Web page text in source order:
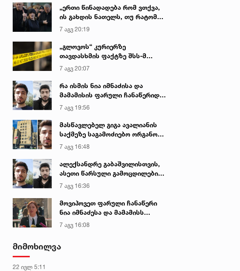
„ერთი წინადადება რომ ვთქვა,
ის გახდის ნათელს, თუ რატომ
იყო ნია იმნაძე წამქეზებელი...“ -
გიგა ავალიანის დედა
7 აგვ 20:19
„გლოვოს“ კურიერზე
თავდასხმის ფაქტზე შსს-მ
გამოძიება დაიწყო
7 აგვ 20:07
რა ისმის ნია იმნაძისა და
მამამისის ფარული ჩანაწერიდან
- გიგა ავალიანის მკვლელობის
საქმე
7 აგვ 19:56
მასწავლებელ გიგა ავალიანის
საქმეზე საგამოძიებო ორგანო
დაკავებულ არასრულწლოვნებს -
ნია იმნაძესა და ანასტასია
ბერუაშვილს 30 დღის
განმავლობაში ფარულად
7 აგვ 16:48
ალექსანდრე გაბაშვილისთვის,
ასეთი წარსული გამოცდილების
ადამიანისთვის ინფორმაციის
მიწოდება, რომ მასწავლებელი
სექსუალურად ავიწროებდა,
ფაქტობრივად, წაქეზება იყო -
7 აგვ 16:36
მოვიპოვეთ ფარული ჩანაწერი
ნია იმნაძესა და მამამისს
შორის, განიხილავდნენ, როგორ
ჩაიდინა გაბაშვილმა დანაშაული
არასწორად მოიქცა, თუმცა
7 აგვ 16:08
მიმოხილვა
22 ივლ 5:11